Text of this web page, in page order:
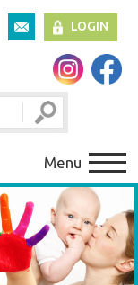
LOGIN
Menu